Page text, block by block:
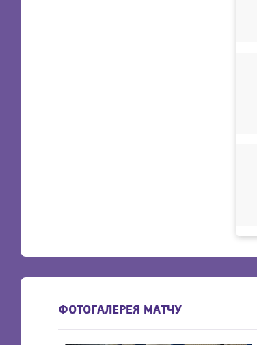
ФОТОГАЛЕРЕЯ МАТЧУ